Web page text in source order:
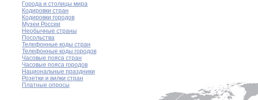
Города и столицы мира
Кодировки стран
Кодировки городов
Музеи России
Необычные страны
Посольства
Телефонные коды стран
Телефонные коды городов
Часовые пояса стран
Часовые пояса городов
Национальные праздники
Розетки и вилки стран
Платные опросы